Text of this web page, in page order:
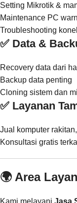
Setting Mikrotik &
Maintenance PC
Troubleshooting
✅ Data &
Recovery data dari
Backup data penting
Cloning sistem dan
✅ Layanan
Jual komputer
Konsultasi gratis
🌍 Area
Kami melayani Jasa